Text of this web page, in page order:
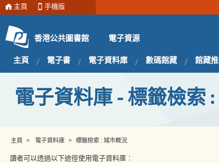
主頁 手機版
香港公共圖書館 電子資源
主頁 電子書 電子資料庫 數碼館藏 館藏
電子資料庫 - 標籤檢索
主頁 > 電子資料庫 > 標籤檢索 : 城市概況
讀者可以透過以下途徑使用電子資料庫︰